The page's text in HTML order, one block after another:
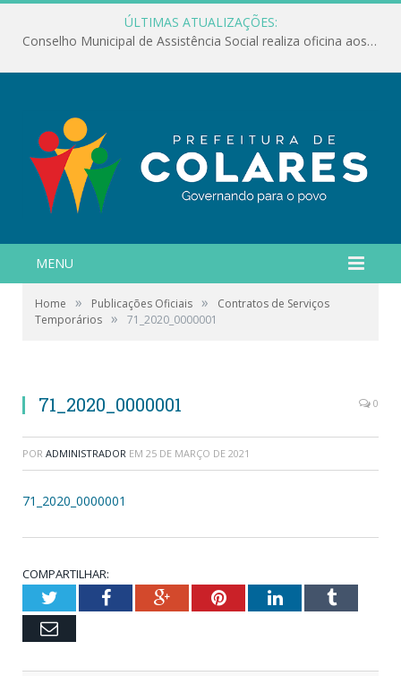
ÚLTIMAS ATUALIZAÇÕES:
Conselho Municipal de Assistência Social realiza oficina aos servidores
MENU
Home » Publicações Oficiais »
Contratos de Serviços
Temporários » 71_2020_0000001
71_2020_0000001 0
POR ADMINISTRADOR EM 25 DE MARÇO DE 2021
71_2020_0000001
COMPARTILHAR:
TwitterFacebookGoogle+PinterestLinkedInTumblr
Email